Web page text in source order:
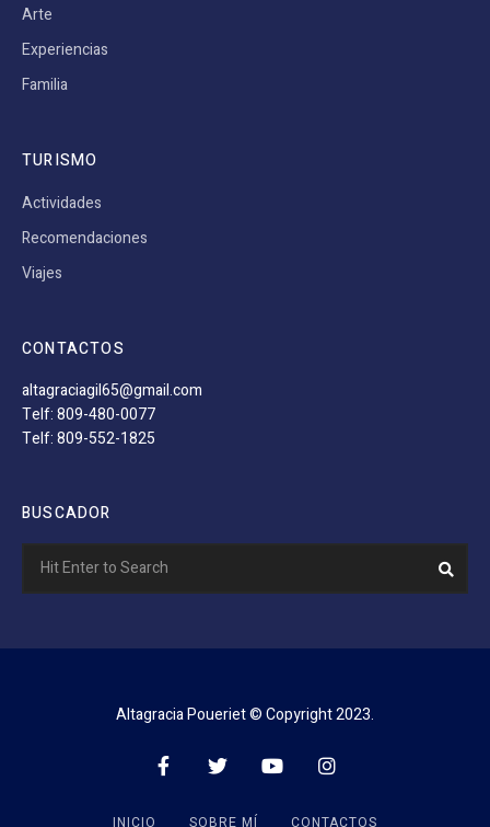
Arte
Experiencias
Familia
TURISMO
Actividades
Recomendaciones
Viajes
CONTACTOS
altagraciagil65@gmail.com
Telf: 809-480-0077
Telf: 809-552-1825
BUSCADOR
for:
Altagracia Poueriet © Copyright 2023.
INICIO SOBRE MÍ CONTACTOS